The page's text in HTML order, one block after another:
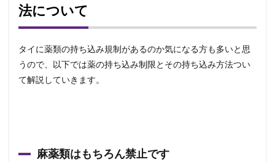
法について
タイに薬類の持ち込み規制があるのか気になる方も多いと思
うので、以下では薬の持ち込み制限とその持ち込み方法つい
て解説していきます。
麻薬類はもちろん禁止です